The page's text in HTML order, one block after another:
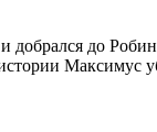
добрался до
Максимус